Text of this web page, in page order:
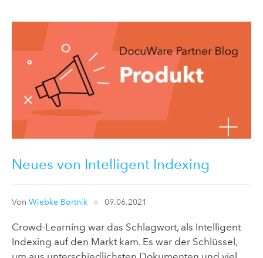
Neues von Intelligent Indexing
Von Wiebke Bortnik 09.06.2021
Crowd-Learning war das Schlagwort, als Intelligent
Indexing auf den Markt kam. Es war der Schlüssel,